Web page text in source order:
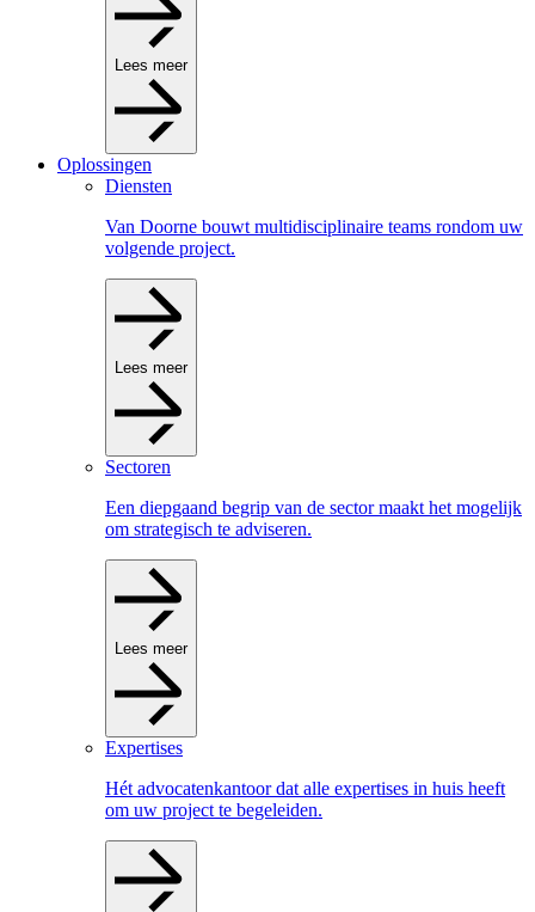
Lees meer
Oplossingen
Diensten
Van Doorne bouwt multidisciplinaire teams rondom uw
volgende project.
Lees meer
Sectoren
Een diepgaand begrip van de sector maakt het mogelijk
om strategisch te adviseren.
Lees meer
Expertises
Hét advocatenkantoor dat alle expertises in huis heeft
om uw project te begeleiden.